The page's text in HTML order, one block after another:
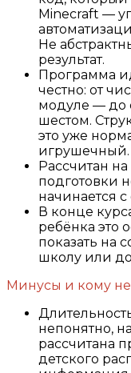
Minecraft —
Не
результат.
Программа
честно: от
модуле — до
шестом.
это уже
игрушечный.
Рассчитан
подготовки
начинается
В конце
ребёнка это
показать на
школу или
Минусы и кому не
непонятно,
рассчитана
детского